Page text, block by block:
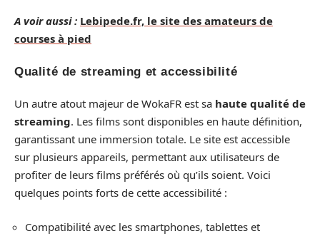
A voir aussi : Lebipede.fr, le site des amateurs de
courses à pied
Qualité de streaming et accessibilité
Un autre atout majeur de WokaFR est sa haute qualité de
streaming. Les films sont disponibles en haute définition,
garantissant une immersion totale. Le site est accessible
sur plusieurs appareils, permettant aux utilisateurs de
profiter de leurs films préférés où qu’ils soient. Voici
quelques points forts de cette accessibilité :
Compatibilité avec les smartphones, tablettes et